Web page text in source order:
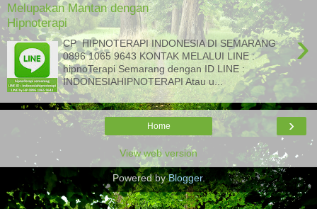
Melupakan Mantan dengan
Hipnoterapi
›
CP HIPNOTERAPI INDONESIA DI SEMARANG
0896 1065 9643 KONTAK MELALUI LINE :
hipnoTerapi Semarang dengan ID LINE :
INDONESIAHIPNOTERAPI Atau u...
›
Home
View web version
Powered byBlogger.